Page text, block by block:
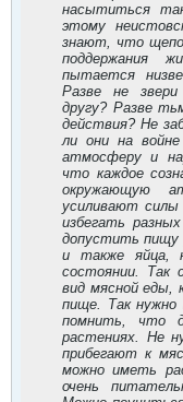
насытиться
этому
знают, что
поддержания
пытается
Разве не
другу? Разве
действия? Не
ли они на войне
атмосферу и
что каждое
окружающую
усиливают
избегать
допустить пищу
и также яйца,
состоянии. Так
вид мясной еды,
пище. Так нужно
помнить, что
растениях. Не
прибегают к
можно иметь
очень